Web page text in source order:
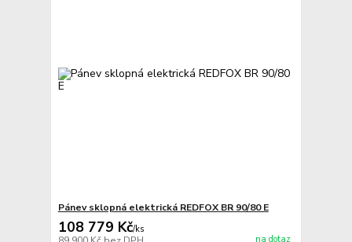
Pánev sklopná elektrická REDFOX BR 90/80 E
108 779 Kč/ks
na dotaz